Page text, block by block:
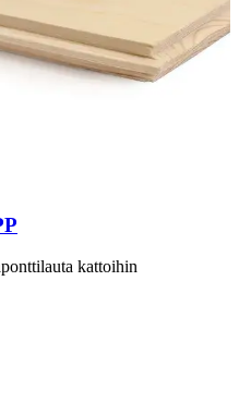
kattoihin